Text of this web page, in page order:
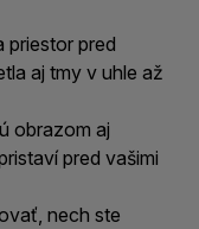
priestor pred
aj tmy v uhle až
obrazom aj
pred vašimi
nech ste